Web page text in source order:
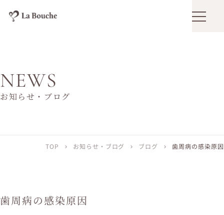
メニュ
NEWS
お知らせ・ブログ
TOP chevron_right お知らせ・ブログ chevron_right ブログ chevron_right 歯周病の感染原因
歯周病の感染原因